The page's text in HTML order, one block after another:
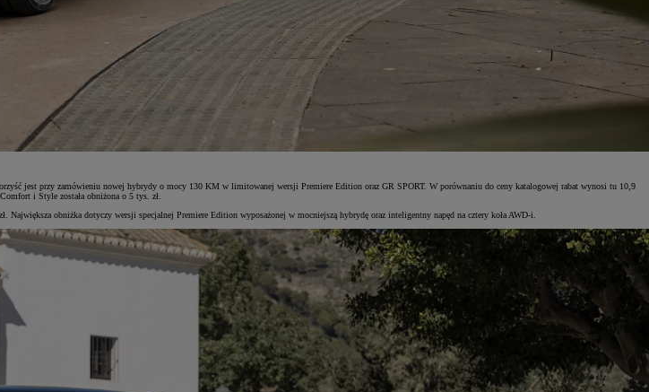
jest przy zamówieniu nowej hybrydy o mocy 130 KM w limitowanej wersji Premiere Edition oraz GR SPORT. W porównaniu do ceny katalogowej rabat wynosi tu 10,9
i Style została obniżona o 5 tys. zł.
obniżka dotyczy wersji specjalnej Premiere Edition wyposażonej w mocniejszą hybrydę oraz inteligentny napęd na cztery koła AWD-i.